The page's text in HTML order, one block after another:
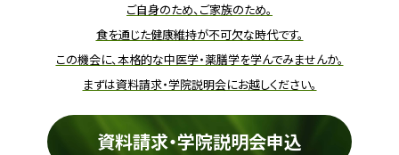
ご自身のため、ご家族のため。
食を通じた健康維持が不可欠な時代です。
この機会に、本格的な中医学・薬膳学を学んでみませんか。
まずは資料請求・学院説明会にお越しください。
資料請求・学院説明会申込